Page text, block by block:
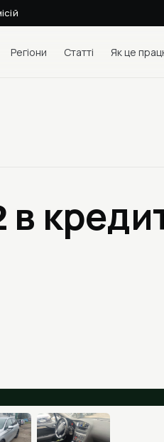
Регіони Статті Як це
в